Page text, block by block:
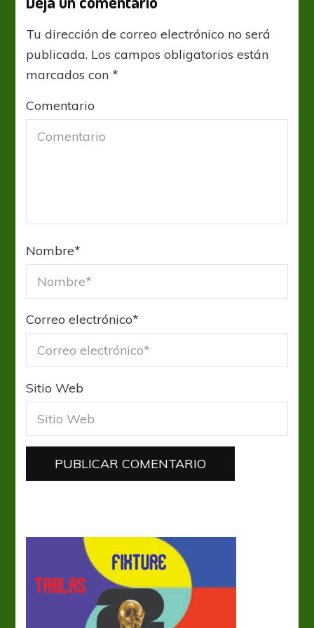
Tu dirección de correo electrónico no será
publicada. Los campos obligatorios están
marcados con*
Comentario
Nombre*
Correo electrónico*
Sitio Web